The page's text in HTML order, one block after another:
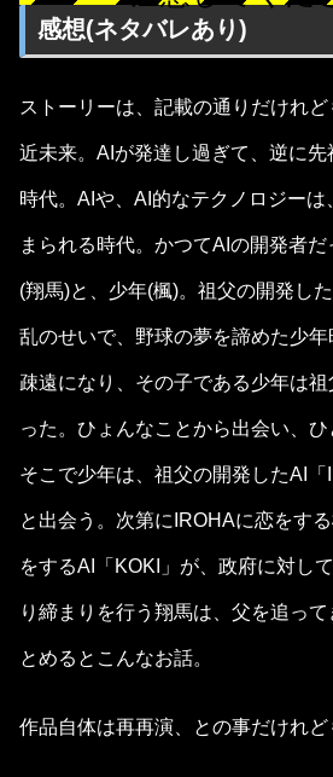
感想(ネタバレあり)
ストーリーは、記載の通りだけれど
近未来。AIが発達し過ぎて、逆に
時代。AIや、AI的なテクノロジー
まられる時代。かつてAIの開発者
(翔馬)と、少年(楓)。祖父の開発し
乱のせいで、野球の夢を諦めた少
疎遠になり、その子である少年は
った。ひょんなことから出会い、ひ
そこで少年は、祖父の開発したAI「
と出会う。次第にIROHAに恋をす
をするAI「KOKI」が、政府に対し
り締まりを行う翔馬は、父を追っ
とめるとこんなお話。
作品自体は再再演、との事だけれど